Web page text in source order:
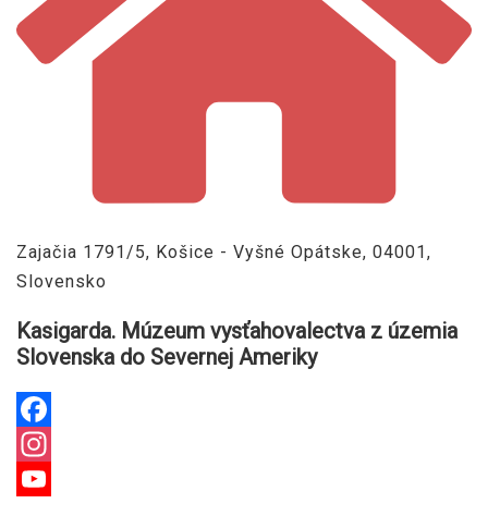
Zajačia 1791/5, Košice - Vyšné Opátske, 04001,
Slovensko
Kasigarda. Múzeum vysťahovalectva z územia
Slovenska do Severnej Ameriky
Facebook
Instagram